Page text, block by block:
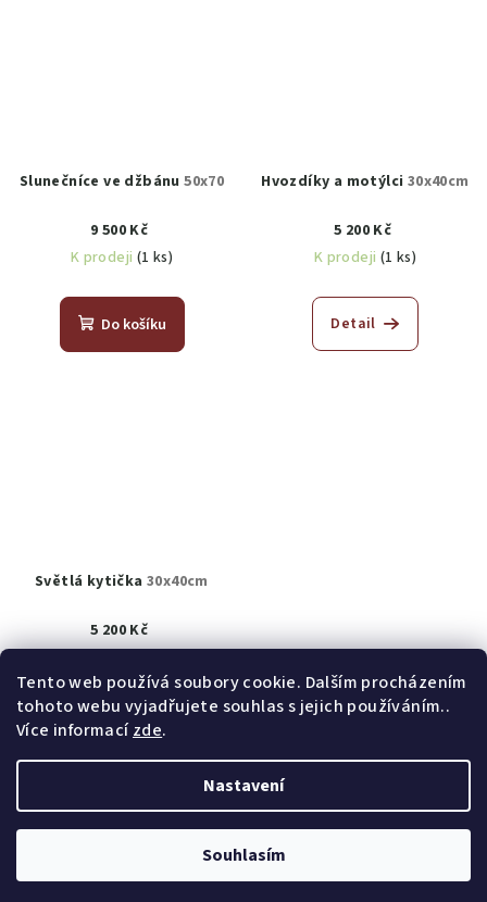
Tento web používá soubory cookie. Dalším procházením
tohoto webu vyjadřujete souhlas s jejich používáním..
Více informacízde.
Nastavení
Souhlasím
Slunečníce ve džbánu50x70
9 500 Kč
K prodeji (1 ks)
Do košíku
Hvozdíky a motýlci 30x40cm
5 200 Kč
K prodeji (1 ks)
Detail
Světlá kytička30x40cm
5 200 Kč
Detail
Vytvořil Shoptet